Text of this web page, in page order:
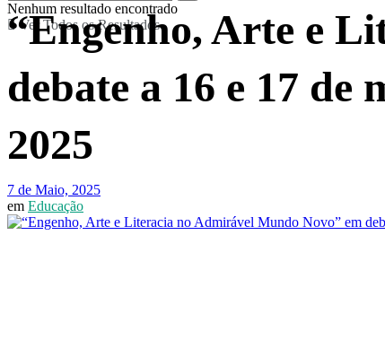
Nenhum resultado encontrado
Ver Todos os Resultados
“Engenho, Arte e
debate a 16 e 17 de
2025
7 de Maio, 2025
em Educação